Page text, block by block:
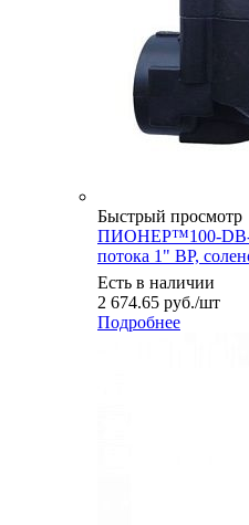
Быстрый просмотр
ПИОНЕР™100-DB-G
потока 1" ВР,
Есть в наличии
2 674.65 руб./шт
Подробнее